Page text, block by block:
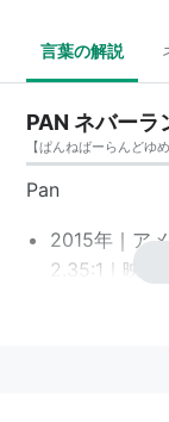
言葉の解説
PAN ネバーラ
【ぱんねばーらんどゆ
Pan
2015年｜ア
2.35:1｜映倫